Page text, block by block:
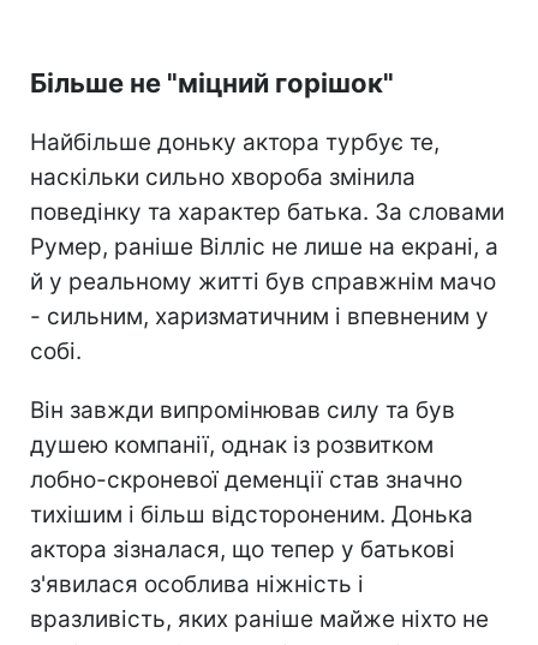
Більше не "міцний горішок"
Найбільше доньку актора турбує те,
наскільки сильно хвороба змінила
поведінку та характер батька. За словами
Румер, раніше Вілліс не лише на екрані, а
й у реальному житті був справжнім мачо
- сильним, харизматичним і впевненим у
собі.
Він завжди випромінював силу та був
душею компанії, однак із розвитком
лобно-скроневої деменції став значно
тихішим і більш відстороненим. Донька
актора зізналася, що тепер у батькові
з'явилася особлива ніжність і
вразливість, яких раніше майже ніхто не